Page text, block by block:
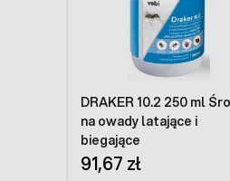
DRAKER 10.2 250 ml
na owady latające i
biegające
91,67 zł